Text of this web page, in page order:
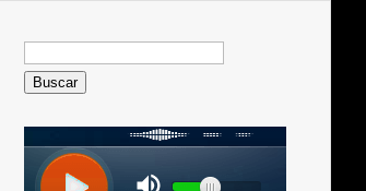
Buscar: